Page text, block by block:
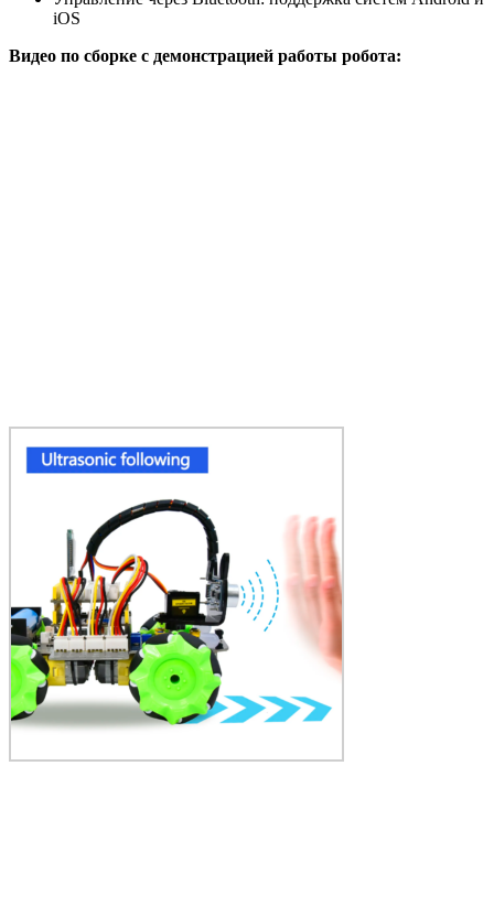
iOS
Видео по сборке с демонстрацией работы робота: